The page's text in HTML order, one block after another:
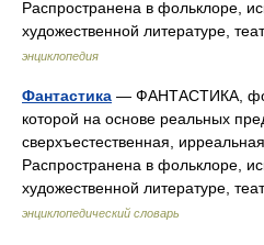
Распространена в фольклоре,
художественной литературе,
энциклопедия
Фантастика — ФАНТАСТИКА,
которой на основе реальных
сверхъестественная,
Распространена в фольклоре,
художественной литературе,
энциклопедический словарь